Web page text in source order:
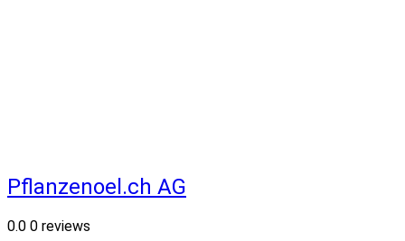
Pflanzenoel.ch AG
0.0 0 reviews